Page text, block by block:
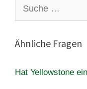
nach:
Ähnliche Fragen
Hat Yellowstone